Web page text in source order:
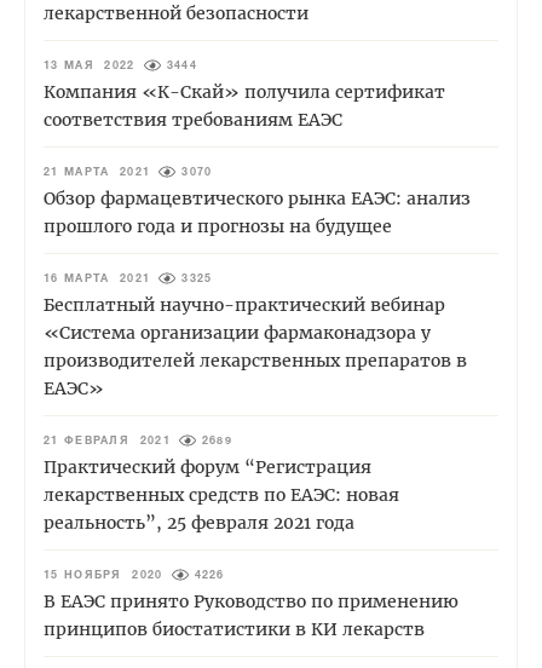
лекарственной безопасности
13 МАЯ 2022 3444
Компания «К-Скай» получила сертификат
соответствия требованиям ЕАЭС
21 МАРТА 2021 3070
Обзор фармацевтического рынка ЕАЭС: анализ
прошлого года и прогнозы на будущее
16 МАРТА 2021 3325
Бесплатный научно-практический вебинар
«Система организации фармаконадзора у
производителей лекарственных препаратов в
ЕАЭС»
21 ФЕВРАЛЯ 2021 2689
Практический форум “Регистрация
лекарственных средств по ЕАЭС: новая
реальность”, 25 февраля 2021 года
15 НОЯБРЯ 2020 4226
В ЕАЭС принято Руководство по применению
принципов биостатистики в КИ лекарств